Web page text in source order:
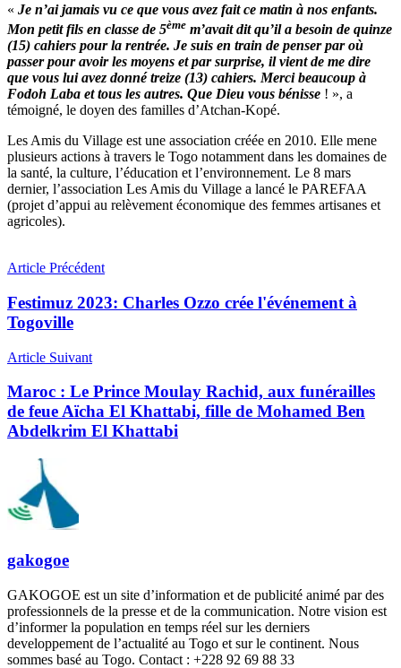
« Je n’ai jamais vu ce que vous avez fait ce matin à nos enfants.
Mon petit fils en classe de 5ème m’avait dit qu’il a besoin de quinze
(15) cahiers pour la rentrée. Je suis en train de penser par où
passer pour avoir les moyens et par surprise, il vient de me dire
que vous lui avez donné treize (13) cahiers. Merci beaucoup à
Fodoh Laba et tous les autres. Que Dieu vous bénisse ! », a
témoigné, le doyen des familles d’Atchan-Kopé.
Les Amis du Village est une association créée en 2010. Elle mene
plusieurs actions à travers le Togo notamment dans les domaines de
la santé, la culture, l’éducation et l’environnement. Le 8 mars
dernier, l’association Les Amis du Village a lancé le PAREFAA
(projet d’appui au relèvement économique des femmes artisanes et
agricoles).
Article Précédent
Festimuz 2023: Charles Ozzo crée l'événement à
Togoville
Article Suivant
Maroc : Le Prince Moulay Rachid, aux funérailles
de feue Aïcha El Khattabi, fille de Mohamed Ben
Abdelkrim El Khattabi
gakogoe
GAKOGOE est un site d’information et de publicité animé par des
professionnels de la presse et de la communication. Notre vision est
d’informer la population en temps réel sur les derniers
developpement de l’actualité au Togo et sur le continent. Nous
sommes basé au Togo. Contact : +228 92 69 88 33